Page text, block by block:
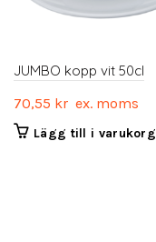
JUMBO kopp vit 50cl
70,55 kr ex. moms
Lägg till i varukorg